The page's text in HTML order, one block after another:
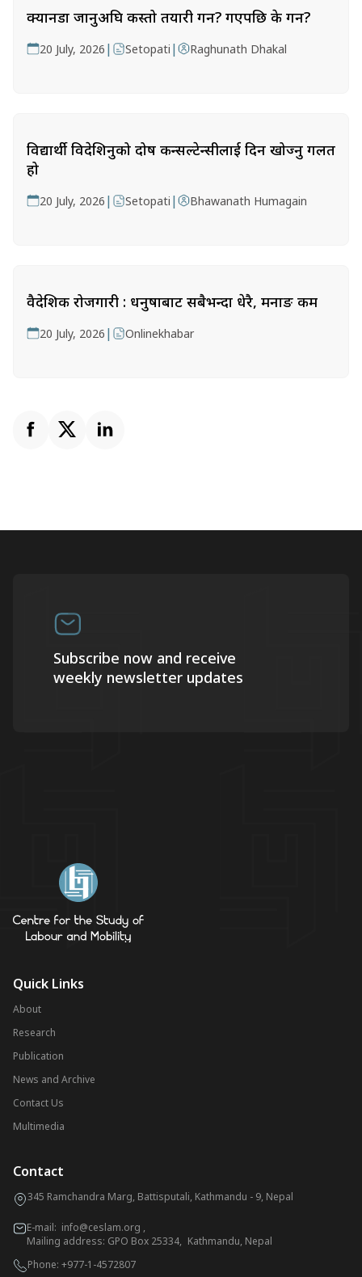
क्यानडा जानुअघि कस्तो तयारी गर्ने? गएपछि के गर्ने?
20 July, 2026 | Setopati | Raghunath Dhakal
विद्यार्थी विदेशिनुको दोष कन्सल्टेन्सीलाई दिन खोज्नु गलत
हो
20 July, 2026 | Setopati | Bhawanath Humagain
वैदेशिक रोजगारी : धनुषाबाट सबैभन्दा धेरै, मनाङ कम
20 July, 2026 | Onlinekhabar
Subscribe now and receive
weekly newsletter updates
Quick Links
About
Research
Publication
News and Archive
Contact Us
Multimedia
Contact
345 Ramchandra Marg, Battisputali, Kathmandu - 9, Nepal
E-mail: info@ceslam.org ,
Mailing address: GPO Box 25334, Kathmandu, Nepal
Phone: +977-1-4572807